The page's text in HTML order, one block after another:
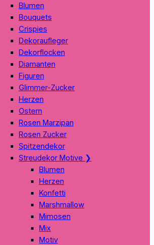
Blumen
Bouquets
Crispies
Dekoraufleger
Dekorflocken
Diamanten
Figuren
Glimmer-Zucker
Herzen
Ostern
Rosen Marzipan
Rosen Zucker
Spitzendekor
Streudekor Motive ❯
Blumen
Herzen
Konfetti
Marshmallow
Mimosen
Mix
Motiv